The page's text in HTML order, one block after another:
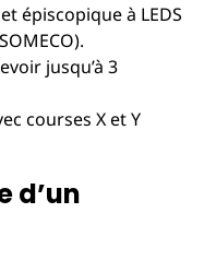
épiscopique à LEDS
jusqu’à 3
courses X et Y
d’un